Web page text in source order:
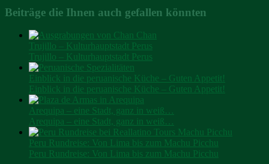
Beiträge die Ihnen auch gefallen könnten
Trujillo – Kulturhauptstadt Perus
Trujillo – Kulturhauptstadt Perus
Einblick in die peruanische Küche – Guten Appetit!
Einblick in die peruanische Küche – Guten Appetit!
Arequipa – eine Stadt, ganz in weiß…
Arequipa – eine Stadt, ganz in weiß…
Peru Rundreise: Von Lima bis zum Machu Picchu
Peru Rundreise: Von Lima bis zum Machu Picchu